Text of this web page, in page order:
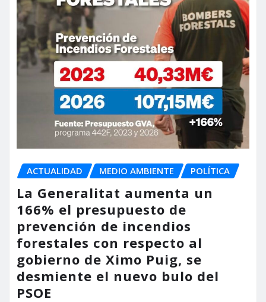
ACTUALIDAD MEDIO AMBIENTE POLÍTICA
La Generalitat aumenta un
166% el presupuesto de
prevención de incendios
forestales con respecto al
gobierno de Ximo Puig, se
desmiente el nuevo bulo del
PSOE